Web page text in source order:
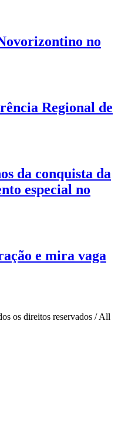
no
Regional de
da conquista da
especial no
e mira vaga
os direitos reservados / All